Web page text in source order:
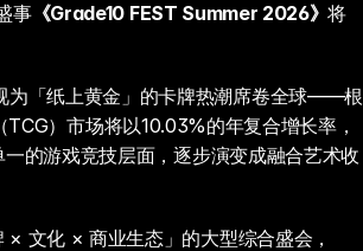
事《Grade10 FEST Summer 2026》将
为「纸上黄金」的卡牌热潮席卷全球——根
）市场将以10.03%的年复合增长率，
的游戏竞技层面，逐步演变成融合艺术收
文化 × 商业生态」的大型综合盛会，